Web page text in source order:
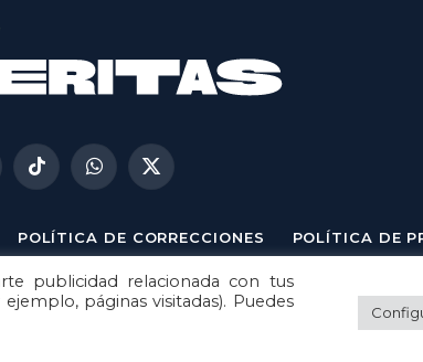
TikTokWhatsApp
X
(Twitter)
POLÍTICA DE CORRECCIONES POLÍTICA DE
derechos reservados.
publicidad relacionada con tus
páginas visitadas). Puedes